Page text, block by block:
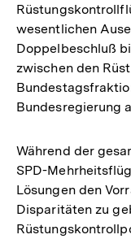
wesentlichen
Doppelbeschluß
zwischen den
Bundesregierung
Während der
SPD-
Lösungen den
Disparitäten zu